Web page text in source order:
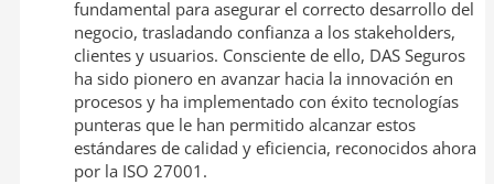
fundamental para asegurar el correcto desarrollo del
negocio, trasladando confianza a los stakeholders,
clientes y usuarios. Consciente de ello, DAS Seguros
ha sido pionero en avanzar hacia la innovación en
procesos y ha implementado con éxito tecnologías
punteras que le han permitido alcanzar estos
estándares de calidad y eficiencia, reconocidos ahora
por la ISO 27001.